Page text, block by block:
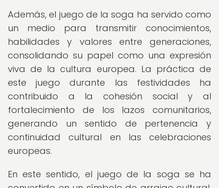
Además, el juego de la soga ha servido como
un medio para transmitir conocimientos,
habilidades y valores entre generaciones,
consolidando su papel como una expresión
viva de la cultura europea. La práctica de
este juego durante las festividades ha
contribuido a la cohesión social y al
fortalecimiento de los lazos comunitarios,
generando un sentido de pertenencia y
continuidad cultural en las celebraciones
europeas.
En este sentido, el juego de la soga se ha